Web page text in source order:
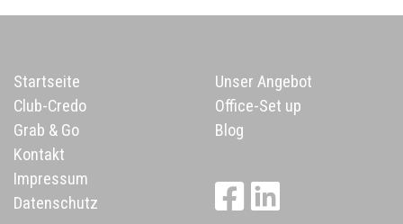
Startseite
Club-Credo
Grab & Go
Unser Angebot
Office-Set up
Blog
Kontakt
Impressum
Datenschutz